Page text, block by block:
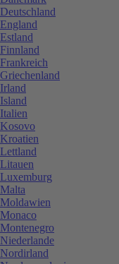
Deutschland
England
Estland
Finnland
Frankreich
Griechenland
Irland
Island
Italien
Kosovo
Kroatien
Lettland
Litauen
Luxemburg
Malta
Moldawien
Monaco
Montenegro
Niederlande
Nordirland